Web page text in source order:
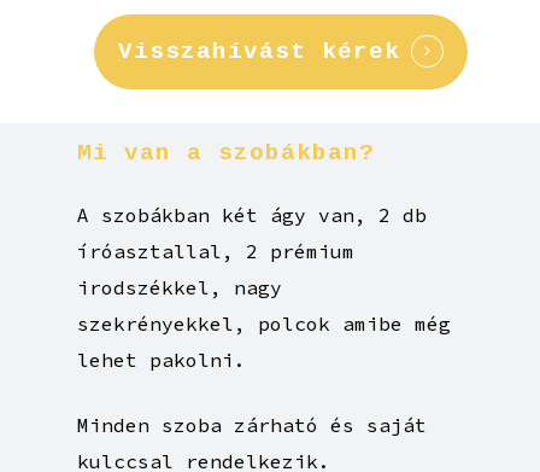
Visszahívást kérek
Mi van a szobákban?
A szobákban két ágy van, 2 db
íróasztallal, 2 prémium
irodszékkel, nagy
szekrényekkel, polcok amibe még
lehet pakolni.
Minden szoba zárható és saját
kulccsal rendelkezik.